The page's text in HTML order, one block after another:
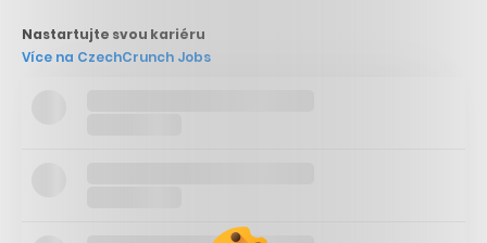
Nastartujte svou kariéru
Více na CzechCrunch Jobs